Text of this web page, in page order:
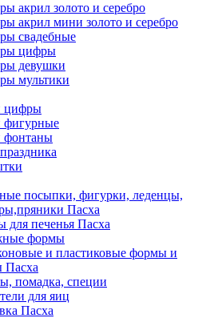
акрил золото и серебро
акрил мини золото и серебро
свадебные
цифры
девушки
мультики
цифры
фигурные
фонтаны
посыпки, фигурки, леденцы,
Пасха
для печенья Пасха
формы
и пластиковые формы и
Пасха
помадка, специи
для яиц
Пасха